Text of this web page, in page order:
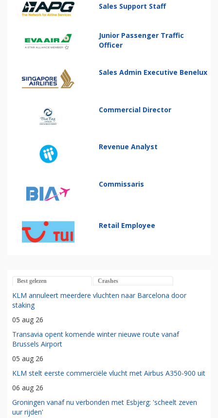
Sales Support Staff
Junior Passenger Traffic
Officer
Sales Admin Executive Benelux
Commercial Director
Revenue Analyst
Commissaris
Retail Employee
Best gelezen Crashes
KLM annuleert meerdere vluchten naar Barcelona door
staking
05 aug 26
Transavia opent komende winter nieuwe route vanaf
Brussels Airport
05 aug 26
KLM stelt eerste commerciële vlucht met Airbus A350-900 uit
06 aug 26
Groningen vanaf nu verbonden met Esbjerg: 'scheelt zeven
uur rijden'